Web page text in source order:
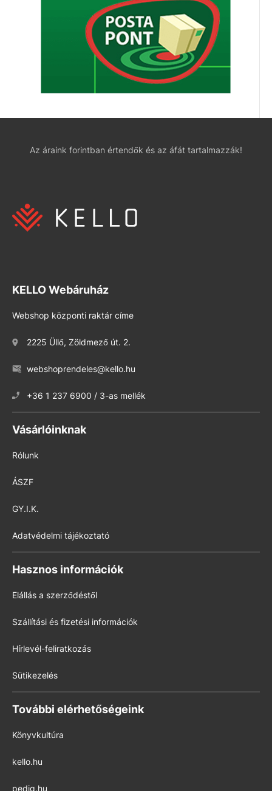
Az áraink forintban értendők és az áfát tartalmazzák!
KELLO Webáruház
Webshop központi raktár címe
2225 Üllő, Zöldmező út. 2.
webshoprendeles@kello.hu
+36 1 237 6900 / 3-as mellék
Vásárlóinknak
Rólunk
ÁSZF
GY.I.K.
Adatvédelmi tájékoztató
Hasznos információk
Elállás a szerződéstől
Szállítási és fizetési információk
Hírlevél-feliratkozás
Sütikezelés
További elérhetőségeink
Könyvkultúra
kello.hu
pedig.hu